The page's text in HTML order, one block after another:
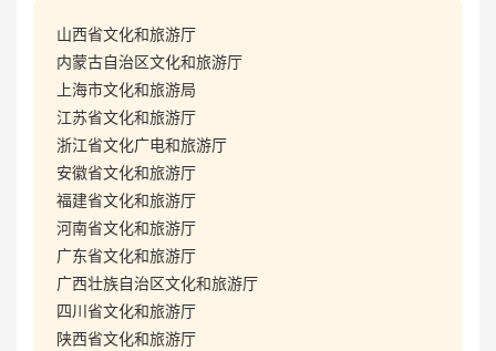
山西省文化和旅游厅
内蒙古自治区文化和旅游厅
上海市文化和旅游局
江苏省文化和旅游厅
浙江省文化广电和旅游厅
安徽省文化和旅游厅
福建省文化和旅游厅
河南省文化和旅游厅
广东省文化和旅游厅
广西壮族自治区文化和旅游厅
四川省文化和旅游厅
陕西省文化和旅游厅